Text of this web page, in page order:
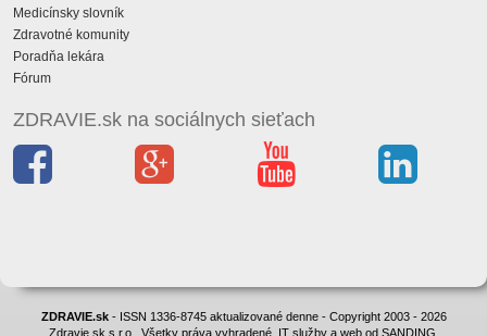
Medicínsky slovník
Zdravotné komunity
Poradňa lekára
Fórum
ZDRAVIE.sk na sociálnych sieťach
ZDRAVIE.sk- ISSN 1336-8745 aktualizované denne - Copyright 2003 - 2026
Zdravie.sk s.r.o., Všetky práva vyhradené. IT služby a web od SANDING.